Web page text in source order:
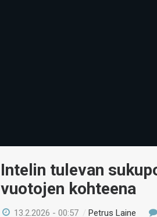
Intelin tulevan
vuotojen kohteena
13.2.2026 - 00:57 /Petrus Laine